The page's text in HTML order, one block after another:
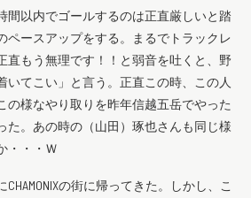
間以内でゴールするのは正直厳しいと踏
ペースアップをする。まるでトラックレ
直もう無理です！！と弱音を吐くと、野
いてこい」と言う。正直この時、この人
の様なやり取りを昨年信越五岳でやった
た。あの時の（山田）琢也さんも同じ様
・・・Ｗ
の街に帰ってきた。しかし、こ